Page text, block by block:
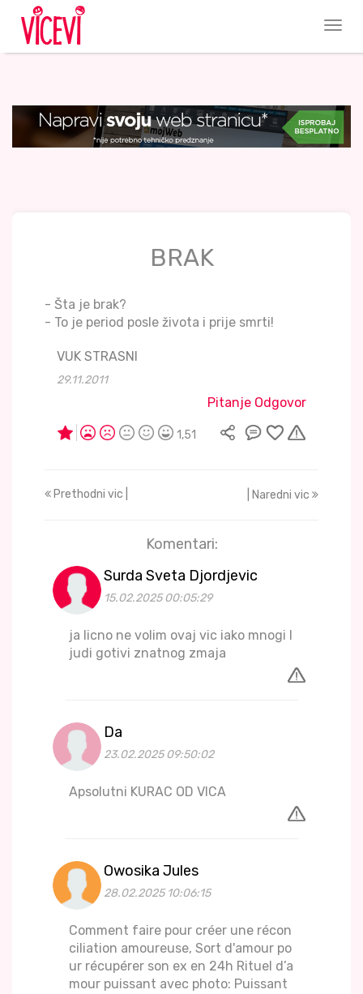
BRAK
- Šta je brak?
- To je period posle života i prije smrti!
VUK STRASNI
29.11.2011
Pitanje Odgovor
1,51
Prethodni vic | | Naredni vic
Komentari:
Surda Sveta Djordjevic
15.02.2025 00:05:29
ja licno ne volim ovaj vic iako mnogi l
judi gotivi znatnog zmaja
Da
23.02.2025 09:50:02
Apsolutni KURAC OD VICA
Owosika Jules
28.02.2025 10:06:15
Comment faire pour créer une récon
ciliation amoureuse, Sort d'amour po
ur récupérer son ex en 24h Rituel d’a
mour puissant avec photo: Puissant